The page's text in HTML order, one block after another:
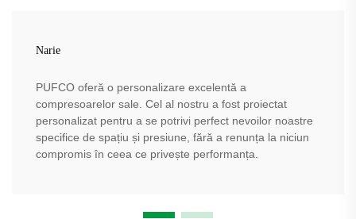
Narie
PUFCO oferă o personalizare excelentă a
compresoarelor sale. Cel al nostru a fost proiectat
personalizat pentru a se potrivi perfect nevoilor noastre
specifice de spațiu și presiune, fără a renunța la niciun
compromis în ceea ce privește performanța.